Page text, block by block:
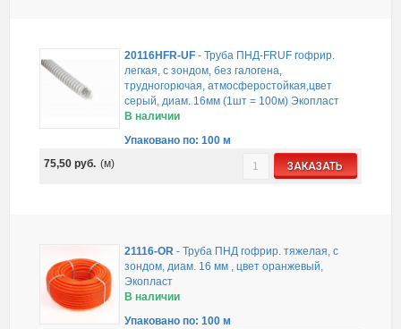
20116HFR-UF -Труба ПНД-FRUF гофрир.
легкая, с зондом, без галогена,
трудногорючая, атмосферостойкая,цвет
серый, диам. 16мм (1шт = 100м) Экопласт
В наличии
Упаковано по: 100 м
75,50руб. (м) ЗАКАЗАТЬ
21116-OR -Труба ПНД гофрир. тяжелая, с
зондом, диам. 16 мм , цвет оранжевый,
Экопласт
В наличии
Упаковано по: 100 м